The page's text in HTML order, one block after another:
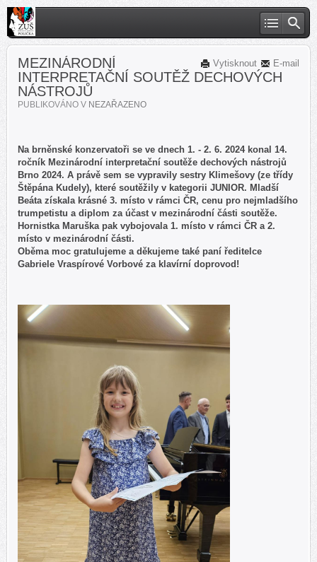
E-mail
Vytisknout
MEZINÁRODNÍ
INTERPRETAČNÍ SOUTĚŽ DECHOVÝCH
NÁSTROJŮ
PUBLIKOVÁNO V NEZAŘAZENO
Na brněnské konzervatoři se ve dnech 1. - 2. 6. 2024 konal 14.
ročník Mezinárodní interpretační soutěže dechových nástrojů
Brno 2024. A právě sem se vypravily sestry Klimešovy (ze třídy
Štěpána Kudely), které soutěžily v kategorii JUNIOR. Mladší
Beáta získala krásné 3. místo v rámci ČR, cenu pro nejmladšího
trumpetistu a diplom za účast v mezinárodní části soutěže.
Hornistka Maruška pak vybojovala 1. místo v rámci ČR a 2.
místo v mezinárodní části.
Oběma moc gratulujeme a děkujeme také paní ředitelce
Gabriele Vraspírové Vorbové za klavírní doprovod!